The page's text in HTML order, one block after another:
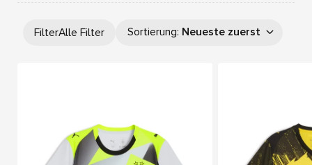
FilterAlle Filter Sortierung: Neueste zuerst